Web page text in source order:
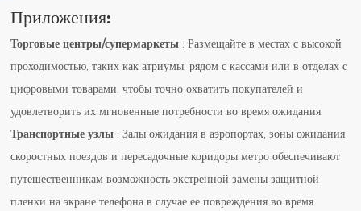
Приложения:
Торговые центры/супермаркеты : Размещайте в местах с высокой
проходимостью, таких как атриумы, рядом с кассами или в отделах с
цифровыми товарами, чтобы точно охватить покупателей и
удовлетворить их мгновенные потребности во время ожидания.
Транспортные узлы : Залы ожидания в аэропортах, зоны ожидания
скоростных поездов и пересадочные коридоры метро обеспечивают
путешественникам возможность экстренной замены защитной
пленки на экране телефона в случае ее повреждения во время